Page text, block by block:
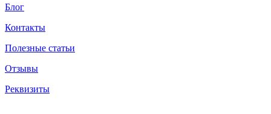
Блог
Контакты
Полезные статьи
Отзывы
Реквизиты